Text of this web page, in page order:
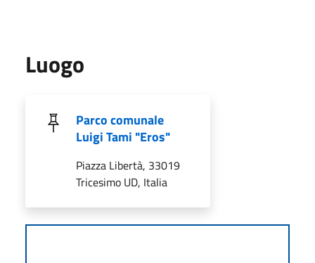
Luogo
Parco comunale
Luigi Tami "Eros"
Piazza Libertà, 33019
Tricesimo UD, Italia